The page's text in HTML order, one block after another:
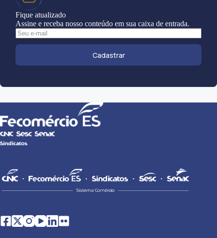
Fique atualizado
Assine e receba nosso conteúdo em sua caixa de entrada.
Cadastrar